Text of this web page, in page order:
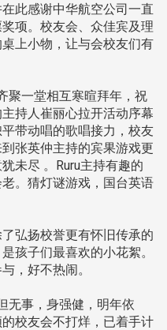
此感谢中华航空公司一直
项。校友会、众佳宾及理
上小物，让与会校友们有
聚一堂相互寒暄拜年，祝
持人崔丽心拉开活动序幕
带动唱的歌唱接力，校友
张英仲主持的宾果游戏更
未尽 。Ruru主持有趣的
。猜灯谜游戏，国台英语
弘扬校誉更有怀旧传承的
孩子们最喜欢的小花絮。
，好不热闹。
无事，身强健，明年依
校友会不打烊，已着手计